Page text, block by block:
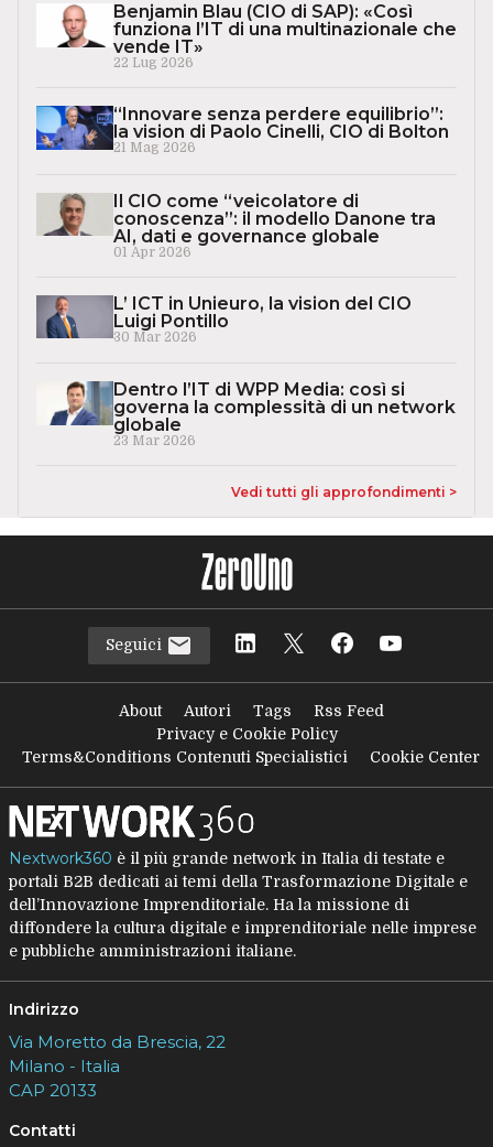
Benjamin Blau (CIO di SAP): «Così
funziona l’IT di una multinazionale che
vende IT»
22 Lug 2026
“Innovare senza perdere equilibrio”:
la vision di Paolo Cinelli, CIO di Bolton
21 Mag 2026
Il CIO come “veicolatore di
conoscenza”: il modello Danone tra
AI, dati e governance globale
01 Apr 2026
L’ ICT in Unieuro, la vision del CIO
Luigi Pontillo
30 Mar 2026
Dentro l’IT di WPP Media: così si
governa la complessità di un network
globale
23 Mar 2026
Vedi tutti gli approfondimenti >
Seguici
About Autori Tags
Rss Feed
Privacy e Cookie Policy
Terms&Conditions Contenuti Specialistici
Cookie Center
Nextwork360 è il più grande network in Italia di testate e
portali B2B dedicati ai temi della Trasformazione Digitale e
dell’Innovazione Imprenditoriale. Ha la missione di
diffondere la cultura digitale e imprenditoriale nelle imprese
e pubbliche amministrazioni italiane.
Indirizzo
Via Moretto da Brescia, 22
Milano - Italia
CAP 20133
Contatti